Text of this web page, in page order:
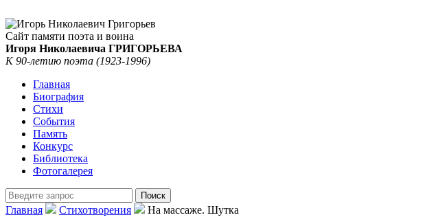
Сайт памяти поэта и воина
Игоря Николаевича ГРИГОРЬЕВА
К 90-летию поэта (1923-1996)
Главная
Биография
Стихи
События
Память
Конкурс
Библиотека
Фотогалерея
Главная Стихотворения На массаже. Шутка